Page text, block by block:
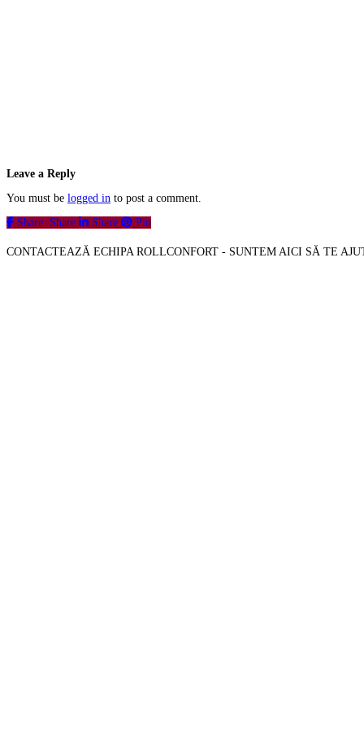
Leave a Reply
You must be logged in to post a comment.
Share Share Share Pin
CONTACTEAZĂ ECHIPA ROLLCONFORT - SUNTEM AICI SĂ TE